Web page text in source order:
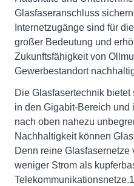
Glasfaseranschluss
Internetzugänge sind für
großer Bedeutung und
Zukunftsfähigkeit von
Gewerbestandort
Die Glasfasertechnik
in den Gigabit-Bereich
nach oben nahezu
Nachhaltigkeit können
Denn reine Glasfasernetze
weniger Strom als